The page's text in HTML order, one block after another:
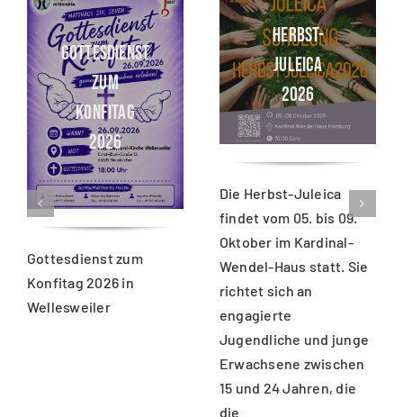
GOTTESDIENST
ZUM
KONFITAG
2026
Gottesdienst zum
Konfitag 2026 in
Wellesweiler
HERBST-
JULEICA
2026
Die Herbst-Juleica
findet vom 05. bis 09.
Oktober im Kardinal-
Wendel-Haus statt. Sie
richtet sich an
engagierte
Jugendliche und junge
Erwachsene zwischen
15 und 24 Jahren, die
die